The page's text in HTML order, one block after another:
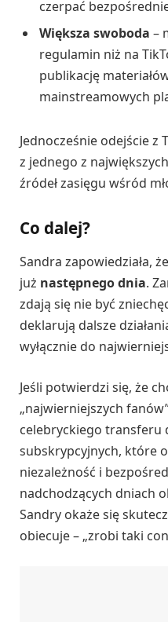
czerpać
Większa swoboda –
regulamin niż na
publikację
mainstreamowych
Jednocześnie odejście z
z jednego z
źródeł zasięgu wśród
Co dalej?
Sandra zapowiedziała,
już następnego dnia.
zdają się nie być
deklarują dalsze
wyłącznie do
Jeśli potwierdzi się, że
„najwierniejszych
celebryckiego transferu
subskrypcyjnych, które
niezależność i
nadchodzących dniach
Sandry okaże się
obiecuje – „zrobi taki